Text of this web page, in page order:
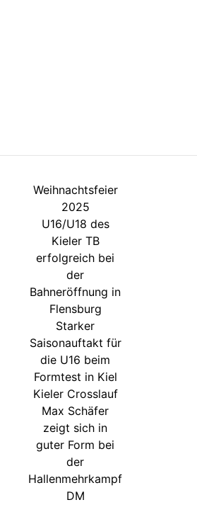
Weihnachtsfeier
2025
U16/U18 des
Kieler TB
erfolgreich bei
der
Bahneröffnung in
Flensburg
Starker
Saisonauftakt für
die U16 beim
Formtest in Kiel
Kieler Crosslauf
Max Schäfer
zeigt sich in
guter Form bei
der
Hallenmehrkampf
DM